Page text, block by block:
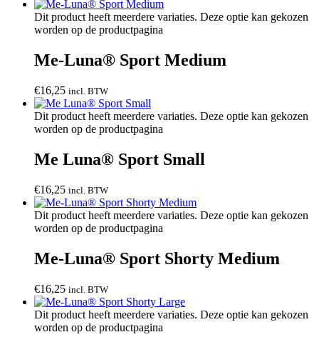
Dit product heeft meerdere variaties. Deze optie kan gekozen
worden op de productpagina
Me-Luna® Sport Medium
€16,25 incl. BTW
Dit product heeft meerdere variaties. Deze optie kan gekozen
worden op de productpagina
Me Luna® Sport Small
€16,25 incl. BTW
Dit product heeft meerdere variaties. Deze optie kan gekozen
worden op de productpagina
Me-Luna® Sport Shorty Medium
€16,25 incl. BTW
Dit product heeft meerdere variaties. Deze optie kan gekozen
worden op de productpagina